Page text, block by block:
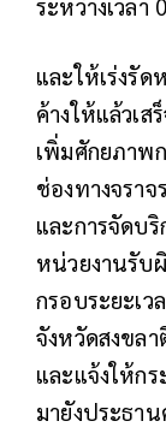
ระหว่างเวลา
และให้เร่งรั
ค้างให้แล้วเ
เพิ่มศักยภาพ
ช่องทางจรา
และการจัดบ
หน่วยงานรับ
กรอบระยะเ
จังหวัดสงขล
และแจ้งให้ก
มายังประธา